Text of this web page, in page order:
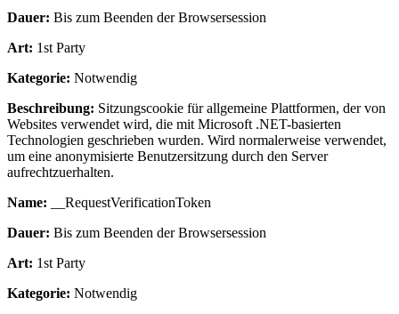
Dauer: Bis zum Beenden der Browsersession
Art: 1st Party
Kategorie: Notwendig
Beschreibung: Sitzungscookie für allgemeine Plattformen, der von
Websites verwendet wird, die mit Microsoft .NET-basierten
Technologien geschrieben wurden. Wird normalerweise verwendet,
um eine anonymisierte Benutzersitzung durch den Server
aufrechtzuerhalten.
Name: __RequestVerificationToken
Dauer: Bis zum Beenden der Browsersession
Art: 1st Party
Kategorie: Notwendig